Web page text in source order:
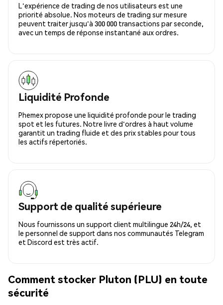
L'expérience de trading de nos utilisateurs est une
priorité absolue. Nos moteurs de trading sur mesure
peuvent traiter jusqu'à 300 000 transactions par seconde,
avec un temps de réponse instantané aux ordres.
Liquidité Profonde
Phemex propose une liquidité profonde pour le trading
spot et les futures. Notre livre d'ordres à haut volume
garantit un trading fluide et des prix stables pour tous
les actifs répertoriés.
Support de qualité supérieure
Nous fournissons un support client multilingue 24h/24, et
le personnel de support dans nos communautés Telegram
et Discord est très actif.
Comment stocker Pluton (PLU) en toute
sécurité